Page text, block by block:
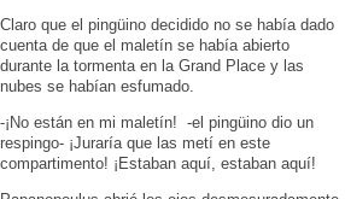
Claro que el pingüino decidido no se había dado
cuenta de que el maletín se había abierto
durante la tormenta en la Grand Place y las
nubes se habían esfumado.
-¡No están en mi maletín! -el pingüino dio un
respingo- ¡Juraría que las metí en este
compartimento! ¡Estaban aquí, estaban aquí!